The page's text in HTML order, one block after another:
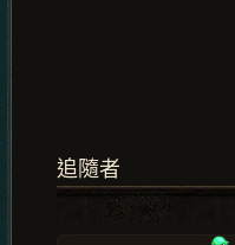
追隨者